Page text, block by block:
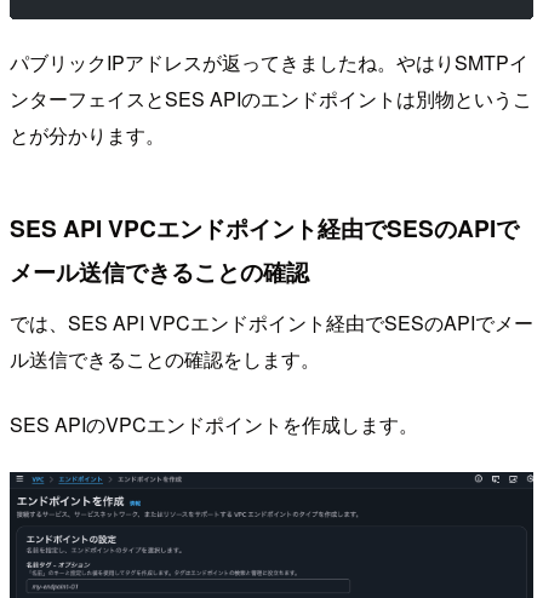
パブリックIPアドレスが返ってきましたね。やはりSMTPイ
ンターフェイスとSES APIのエンドポイントは別物というこ
とが分かります。
SES API VPCエンドポイント経由でSESのAPIで
メール送信できることの確認
では、SES API VPCエンドポイント経由でSESのAPIでメー
ル送信できることの確認をします。
SES APIのVPCエンドポイントを作成します。